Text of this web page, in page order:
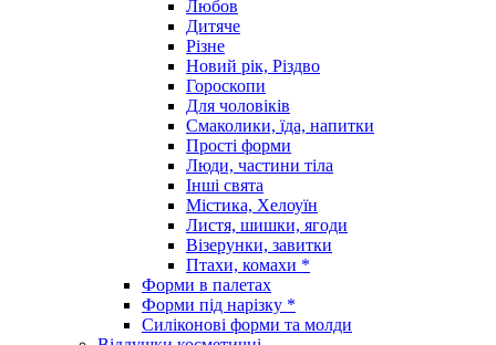
Любов
Дитяче
Різне
Новий рік, Різдво
Гороскопи
Для чоловіків
Смаколики, їда, напитки
Прості форми
Люди, частини тіла
Інші свята
Містика, Хелоуїн
Листя, шишки, ягоди
Візерунки, завитки
Птахи, комахи *
Форми в палетах
Форми під нарізку *
Силіконові форми та молди